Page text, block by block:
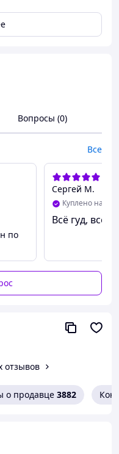
и винтов M5
Вопросы (0)
Все
по
Сергей М.
Куплено на
Всё гуд, всё
отзывов
о продавце 3882